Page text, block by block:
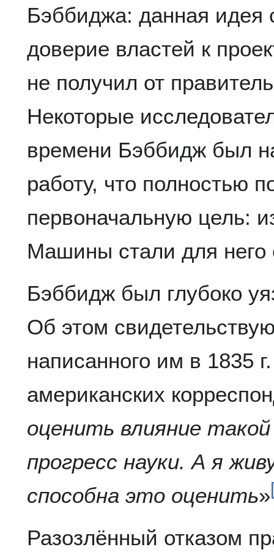
Бэббиджа: данная идея
доверие властей к
не получил от
Некоторые
времени Бэббидж был
работу, что полностью
первоначальную цель:
Машины стали для
Бэббидж был глубоко
Об этом
написанного им в 1835
американских
оценить влияние
прогресс науки. А я
способна это оценить»
Разозлённый отказом